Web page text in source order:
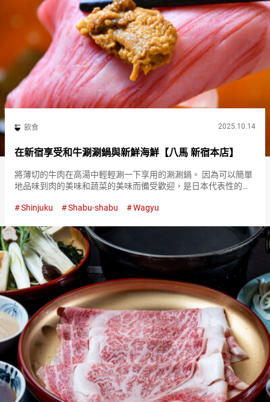
飲食 2025.10.14
在新宿享受和牛涮涮鍋與新鮮海鮮【八馬 新宿本店】
將薄切的牛肉在高湯中輕輕涮一下享用的涮涮鍋。 因為可以簡單
地品味到肉的美味和蔬菜的美味而備受歡迎，是日本代表性的鍋
Hachiuma Shinjuku Main S…
Shinjuku Shabu-shabu Wagyu